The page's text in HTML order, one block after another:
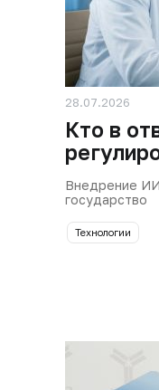
28.07.2026
Кто в
Внедрение
государство
Технологии